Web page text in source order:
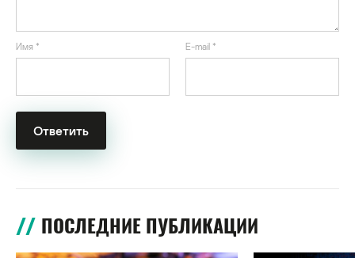
Имя * E-mail *
ПОСЛЕДНИЕ ПУБЛИКАЦИИ